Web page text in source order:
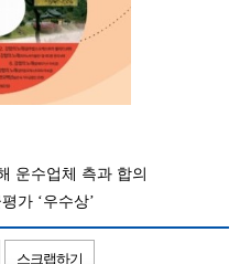
운수업체 측과 합의
가 ‘우수상’
스크랩하기